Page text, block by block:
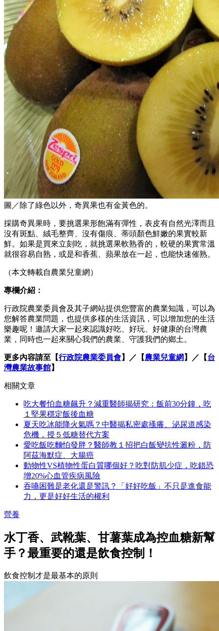
圖／除了綠色以外，奇異果也有金黃色的。
採購奇異果時，要挑選果形飽滿有彈性，表皮有自然光澤而且
沒有斑點、絨毛整齊、沒有傷痕、蒂頭顏色鮮嫩的果實較新
鮮。如果是買來立刻吃，就挑選果軟熟香的，較硬的果實常溫
就很容易自熟，或是和香蕉、蘋果放在一起，也能快速催熟。
（本文轉載自農業兒童網）
專欄介紹：
行政院農業委員會及其子網站提供您豐富的農業知識，可以為
您解答農業問題，也提供多樣的生活資訊，可以增加您的生活
樂趣呢！邀請大家一起來認識好吃、好玩、好健康的台灣農
業，同時也一起來關心我們的農業、守護我們的鄉土。
更多內容請至【行政院農業委員會】／【農業兒童網 】／【台
灣農業故事館】
相關文章
吃大餐怕血糖飆升？減重醫師揭研究：飯前30分鐘，吃
１堅果穩定飯後血糖
夏天吃冰能降火氣嗎？中醫揭私密處搔癢、泌尿道感染
危機，授５低糖替代方案
愛吃飯吃麵怕發胖？醫師教１招把白飯變抗性澱粉，防
阿茲海默症、大腸癌
動物性VS植物性蛋白質哪個好？吃對防肌少症，吃錯恐
增20%心血管疾病風險
吞嚥困難是老化還是警訊？「好好吃飯」不只是進食能
力，更是好好生活的權利
營養
水丁香、武靴葉、甘薯葉成為控血糖新幫
手？最重要的還是飲食控制！
飲食控制才是最基本的原則